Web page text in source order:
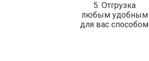
5. Отгрузка
любым удобным
для вас способом